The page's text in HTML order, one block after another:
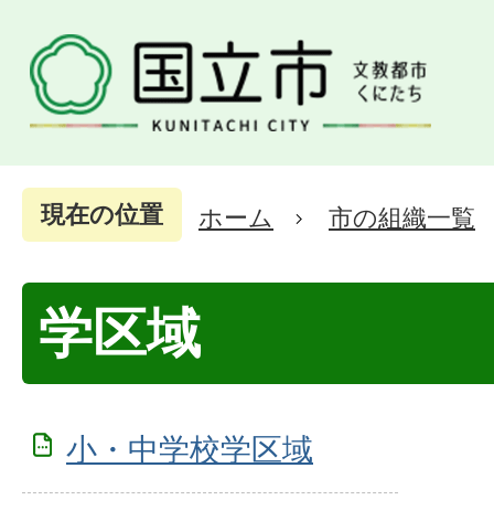
現在の位置 ホーム 市の組織一覧
学区域
小・中学校学区域